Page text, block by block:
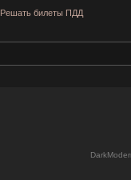
Решать билеты ПДД